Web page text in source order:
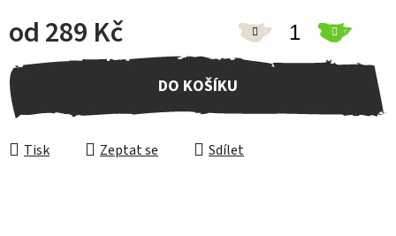
od289 Kč
Měrná cena:
DO KOŠÍKU
Tisk Zeptat se Sdílet